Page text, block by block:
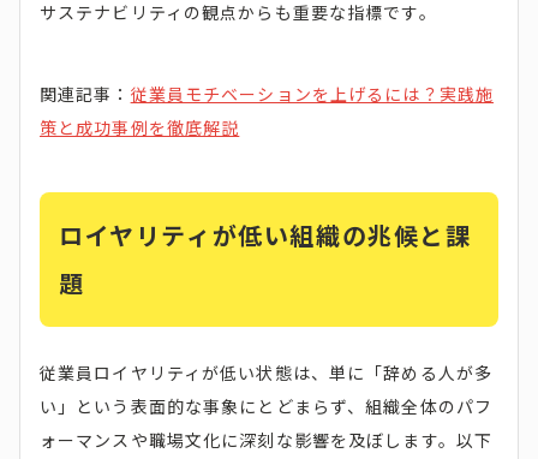
サステナビリティの観点からも重要な指標です。
関連記事： 従業員モチベーションを上げるには？実践施
策と成功事例を徹底解説
ロイヤリティが低い組織の兆候と課
題
従業員ロイヤリティが低い状態は、単に「辞める人が多
い」という表面的な事象にとどまらず、組織全体のパフ
ォーマンスや職場文化に深刻な影響を及ぼします。以下